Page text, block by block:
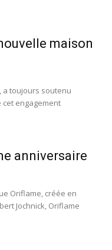
maison
a toujours soutenu
cet engagement
anniversaire
Oriflame, créée en
Jochnick, Oriflame